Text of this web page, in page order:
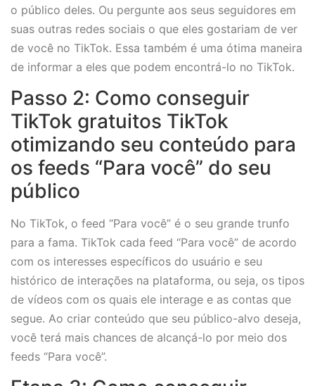
o público deles. Ou pergunte aos seus seguidores em
suas outras redes sociais o que eles gostariam de ver
de você no TikTok. Essa também é uma ótima maneira
de informar a eles que podem encontrá-lo no TikTok.
Passo 2: Como conseguir
TikTok gratuitos TikTok
otimizando seu conteúdo para
os feeds “Para você” do seu
público
No TikTok, o feed “Para você” é o seu grande trunfo
para a fama. TikTok cada feed “Para você” de acordo
com os interesses específicos do usuário e seu
histórico de interações na plataforma, ou seja, os tipos
de vídeos com os quais ele interage e as contas que
segue. Ao criar conteúdo que seu público-alvo deseja,
você terá mais chances de alcançá-lo por meio dos
feeds “Para você”.